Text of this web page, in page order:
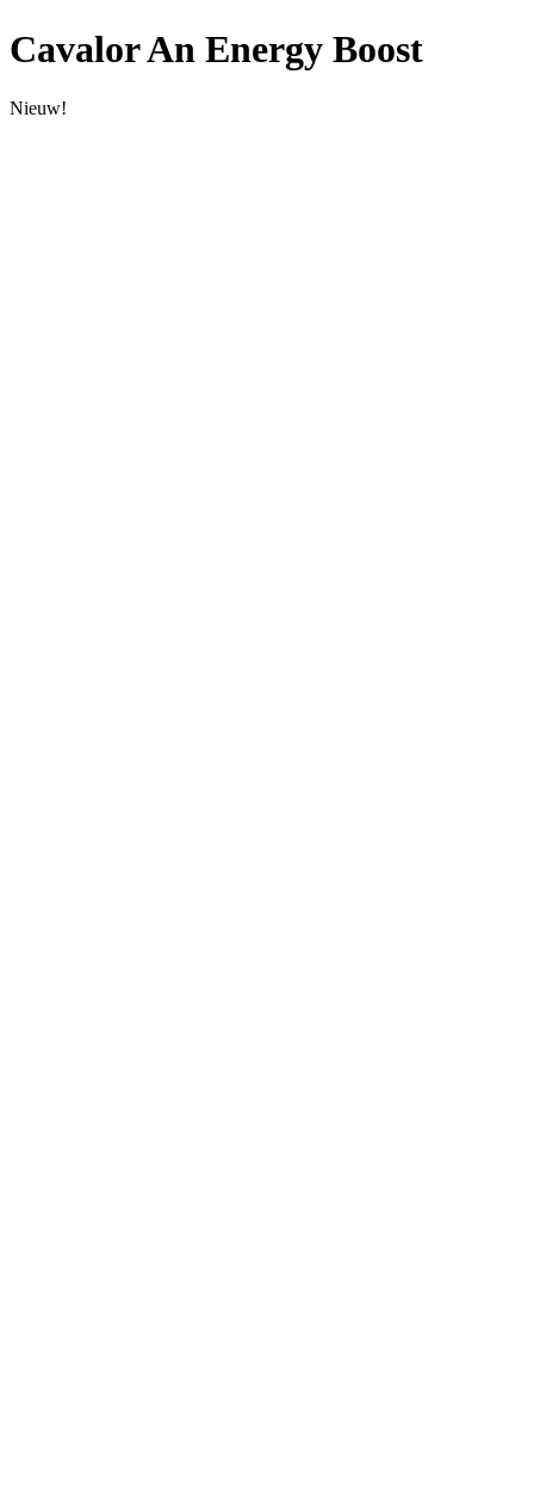
Cavalor An Energy Boost
Nieuw!